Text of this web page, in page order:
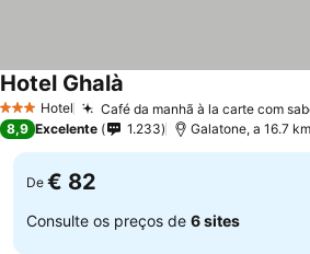
3 EstrelasHotel Café da manhã à la carte com
Hotel Ghalà
8,9 Excelente 1.233 Galatone, a 16.7
De € 82
Consulte os preços de 6 sites